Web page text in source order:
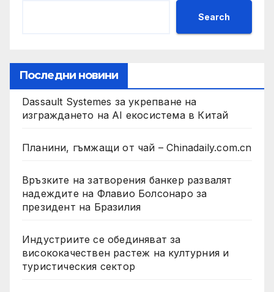
Search
Последни новини
Dassault Systemes за укрепване на
изграждането на AI екосистема в Китай
Планини, гъмжащи от чай – Chinadaily.com.cn
Връзките на затворения банкер развалят
надеждите на Флавио Болсонаро за
президент на Бразилия
Индустриите се обединяват за
висококачествен растеж на културния и
туристическия сектор